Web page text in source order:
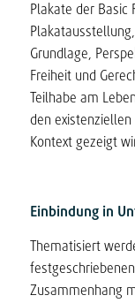
Plakate der Basic
Grundlage,
Freiheit und
Teilhabe am
den
Kontext gezeigt
Einbindung in
Thematisiert
Zusammenhang